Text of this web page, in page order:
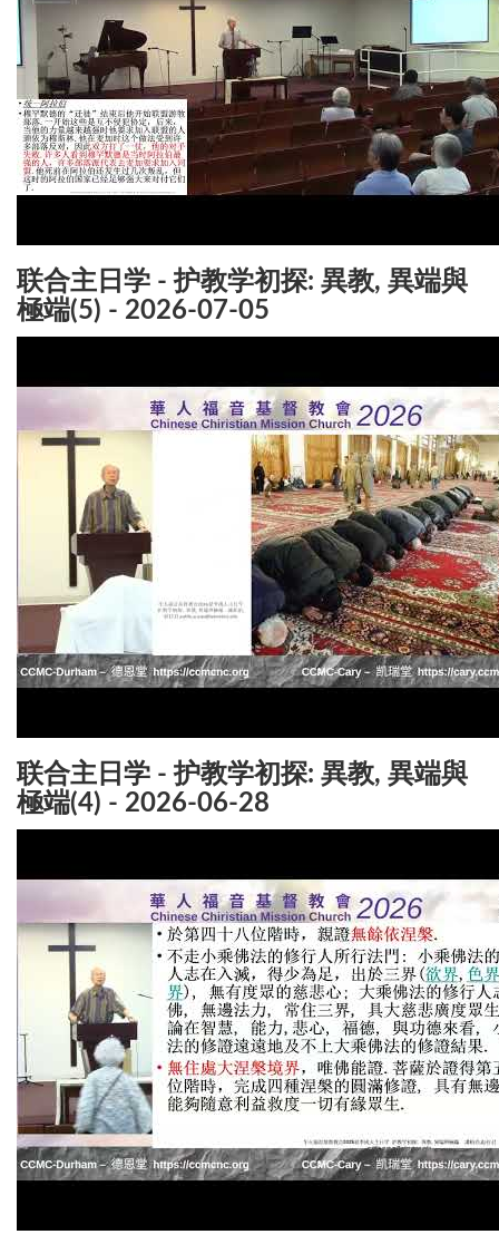
联合主日学 - 护教学初探: 異教, 異端與
極端(5) - 2026-07-05
联合主日学 - 护教学初探: 異教, 異端與
極端(4) - 2026-06-28